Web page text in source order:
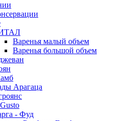
Варенья малый объем
Варенья большой объем
Арагаца
- Фуд